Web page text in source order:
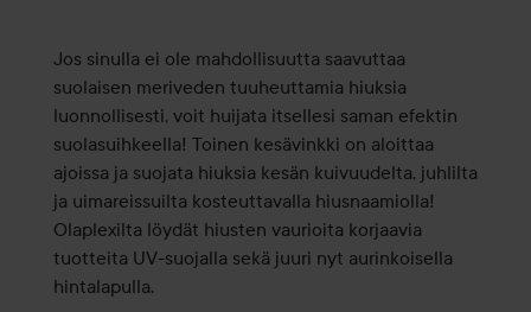
Jos sinulla ei ole mahdollisuutta saavuttaa
suolaisen meriveden tuuheuttamia hiuksia
luonnollisesti, voit huijata itsellesi saman efektin
suolasuihkeella! Toinen kesävinkki on aloittaa
ajoissa ja suojata hiuksia kesän kuivuudelta, juhlilta
ja uimareissuilta kosteuttavalla hiusnaamiolla!
Olaplexilta löydät hiusten vaurioita korjaavia
tuotteita UV-suojalla sekä juuri nyt aurinkoisella
hintalapulla.